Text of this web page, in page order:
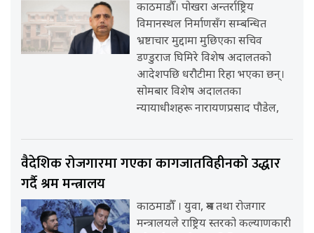
काठमाडौँ। पोखरा अन्तर्राष्ट्रिय
विमानस्थल निर्माणसँग सम्बन्धित
भ्रष्टाचार मुद्दामा मुछिएका सचिव
डण्डुराज घिमिरे विशेष अदालतको
आदेशपछि धरौटीमा रिहा भएका छन्।
सोमबार विशेष अदालतका
न्यायाधीशहरू नारायणप्रसाद पौडेल,
वैदेशिक रोजगारमा गएका कागजातविहीनको उद्धार
गर्दै श्रम मन्त्रालय
काठमाडौँ । युवा, श्रम तथा रोजगार
मन्त्रालयले राष्ट्रिय स्तरको कल्याणकारी